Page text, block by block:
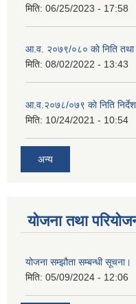
मिति: 06/25/2023 - 17:58
आ.व. २०७९/०८० काे निति तथा
मिति: 08/02/2022 - 13:43
आ.व.२०७८/०७९ काे निति
मिति: 10/24/2021 - 10:54
अन्य
योजना तथा
योजना सम्झौता सम्बन्धी सूचना।
मिति: 05/09/2024 - 12:06